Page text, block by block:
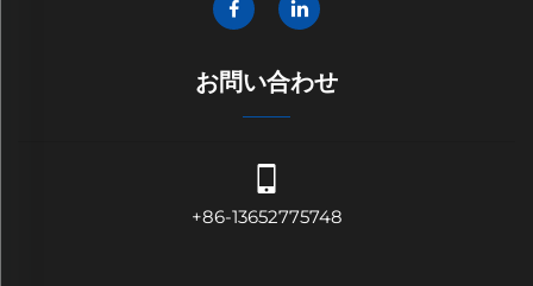
お問い合わせ
+86-13652775748